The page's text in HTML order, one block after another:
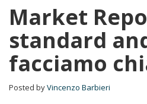
Market
standard
facciamo
Posted byVincenzo Barbieri